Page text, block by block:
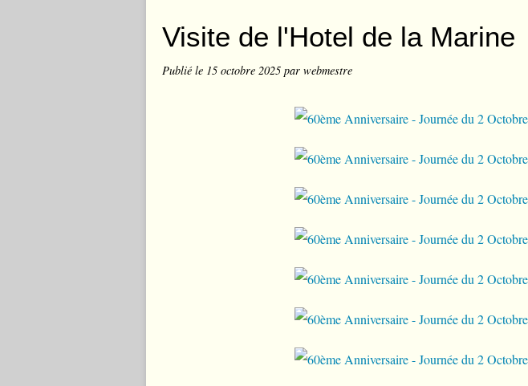
Visite de l'Hotel de la Marine
Publié le 15 octobre 2025 par webmestre